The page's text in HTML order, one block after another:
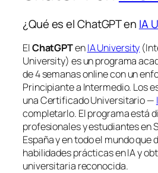
¿Qué es el ChatGPT en IA
ElChatGPTenIA University
University) es un programa
de 4 semanas online con un
Principiante a Intermedio. Los
unaCertificado Universitario —
completarlo. El programa está
profesionales y estudiantes en
España y en todo el mundo que
habilidades prácticas en IA y
universitaria reconocida.